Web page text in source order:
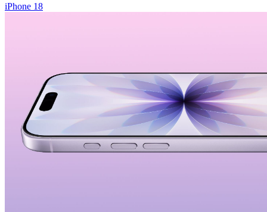
iPhone 18